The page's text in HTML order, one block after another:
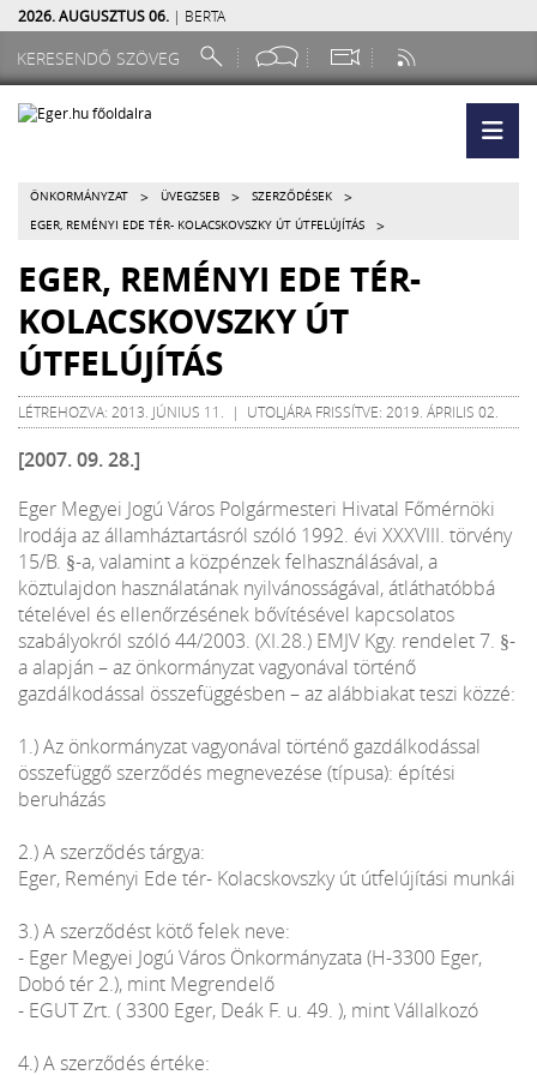
2026. AUGUSZTUS 06. | BERTA
ÖNKORMÁNYZAT > ÜVEGZSEB > SZERZŐDÉSEK >
EGER, REMÉNYI EDE TÉR- KOLACSKOVSZKY ÚT ÚTFELÚJÍTÁS >
EGER, REMÉNYI EDE TÉR-
KOLACSKOVSZKY ÚT
ÚTFELÚJÍTÁS
LÉTREHOZVA: 2013. JÚNIUS 11. | UTOLJÁRA FRISSÍTVE: 2019. ÁPRILIS 02.
[2007. 09. 28.]
Eger Megyei Jogú Város Polgármesteri Hivatal Főmérnöki
Irodája az államháztartásról szóló 1992. évi XXXVIII. törvény
15/B. §-a, valamint a közpénzek felhasználásával, a
köztulajdon használatának nyilvánosságával, átláthatóbbá
tételével és ellenőrzésének bővítésével kapcsolatos
szabályokról szóló 44/2003. (XI.28.) EMJV Kgy. rendelet 7. §-
a alapján – az önkormányzat vagyonával történő
gazdálkodással összefüggésben – az alábbiakat teszi közzé:
1.) Az önkormányzat vagyonával történő gazdálkodással
összefüggő szerződés megnevezése (típusa): építési
beruházás
2.) A szerződés tárgya:
Eger, Reményi Ede tér- Kolacskovszky út útfelújítási munkái
3.) A szerződést kötő felek neve:
- Eger Megyei Jogú Város Önkormányzata (H-3300 Eger,
Dobó tér 2.), mint Megrendelő
- EGUT Zrt. ( 3300 Eger, Deák F. u. 49. ), mint Vállalkozó
4.) A szerződés értéke: